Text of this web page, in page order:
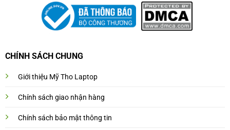
CHÍNH SÁCH CHUNG
Giới thiệu Mỹ Tho Laptop
Chính sách giao nhận hàng
Chính sách bảo mật thông tin